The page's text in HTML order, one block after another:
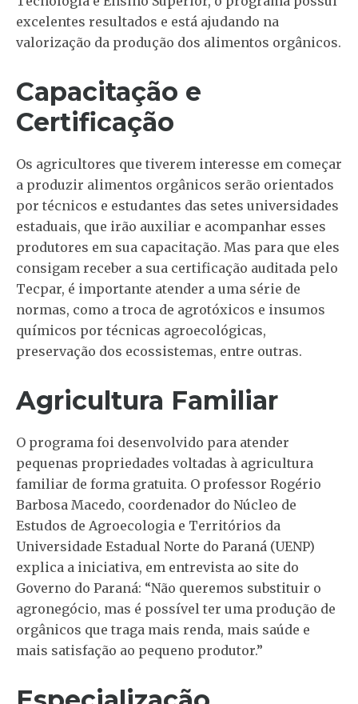
excelentes resultados e está ajudando na
valorização da produção dos alimentos orgânicos.
Capacitação e
Certificação
Os agricultores que tiverem interesse em começar
a produzir alimentos orgânicos serão orientados
por técnicos e estudantes das setes universidades
estaduais, que irão auxiliar e acompanhar esses
produtores em sua capacitação. Mas para que eles
consigam receber a sua certificação auditada pelo
Tecpar, é importante atender a uma série de
normas, como a troca de agrotóxicos e insumos
químicos por técnicas agroecológicas,
preservação dos ecossistemas, entre outras.
Agricultura Familiar
O programa foi desenvolvido para atender
pequenas propriedades voltadas à agricultura
familiar de forma gratuita. O professor Rogério
Barbosa Macedo, coordenador do Núcleo de
Estudos de Agroecologia e Territórios da
Universidade Estadual Norte do Paraná (UENP)
explica a iniciativa, em entrevista ao site do
Governo do Paraná: “Não queremos substituir o
agronegócio, mas é possível ter uma produção de
orgânicos que traga mais renda, mais saúde e
mais satisfação ao pequeno produtor.”